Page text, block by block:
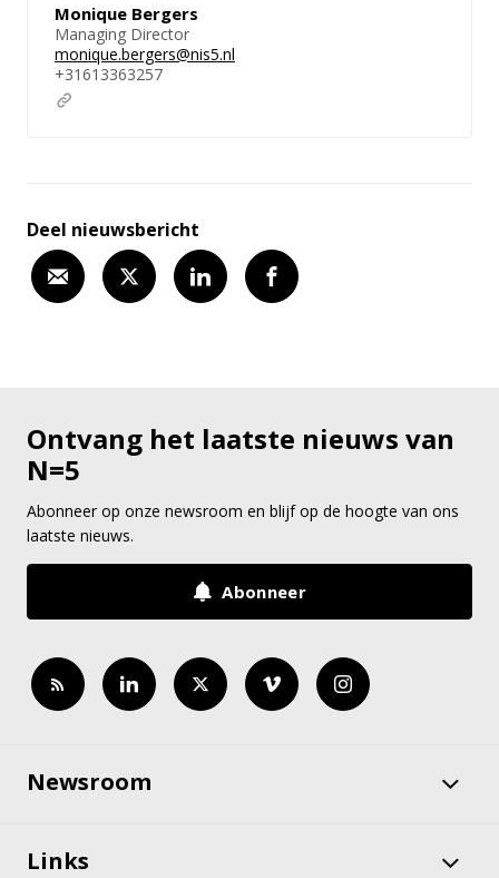
Monique Bergers
Managing Director
monique.bergers@nis5.nl
+31613363257
Deel nieuwsbericht
Ontvang het laatste nieuws van
N=5
Abonneer op onze newsroom en blijf op de hoogte van ons
laatste nieuws.
Abonneer
Newsroom
Links